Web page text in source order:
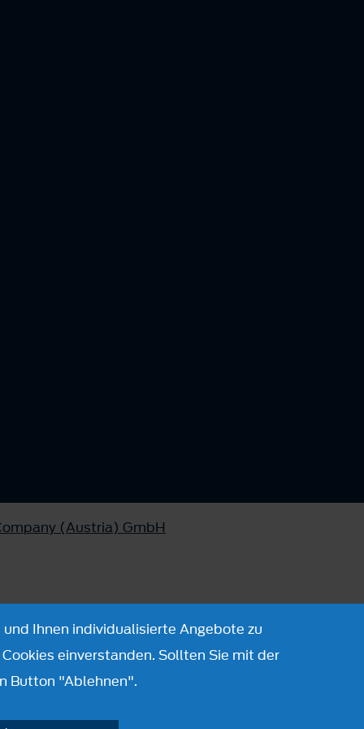
(Austria) GmbH
Ihnen individualisierte Angebote zu
einverstanden. Sollten Sie mit der
Button "Ablehnen".